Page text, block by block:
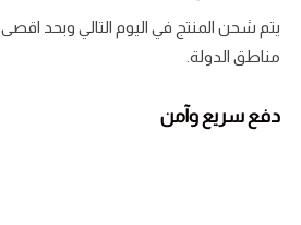
يتم شحن المنتج في اليوم التالي وبحد اقصى 48 ساعة لبعض
مناطق الدولة.
دفع سريع وآمن